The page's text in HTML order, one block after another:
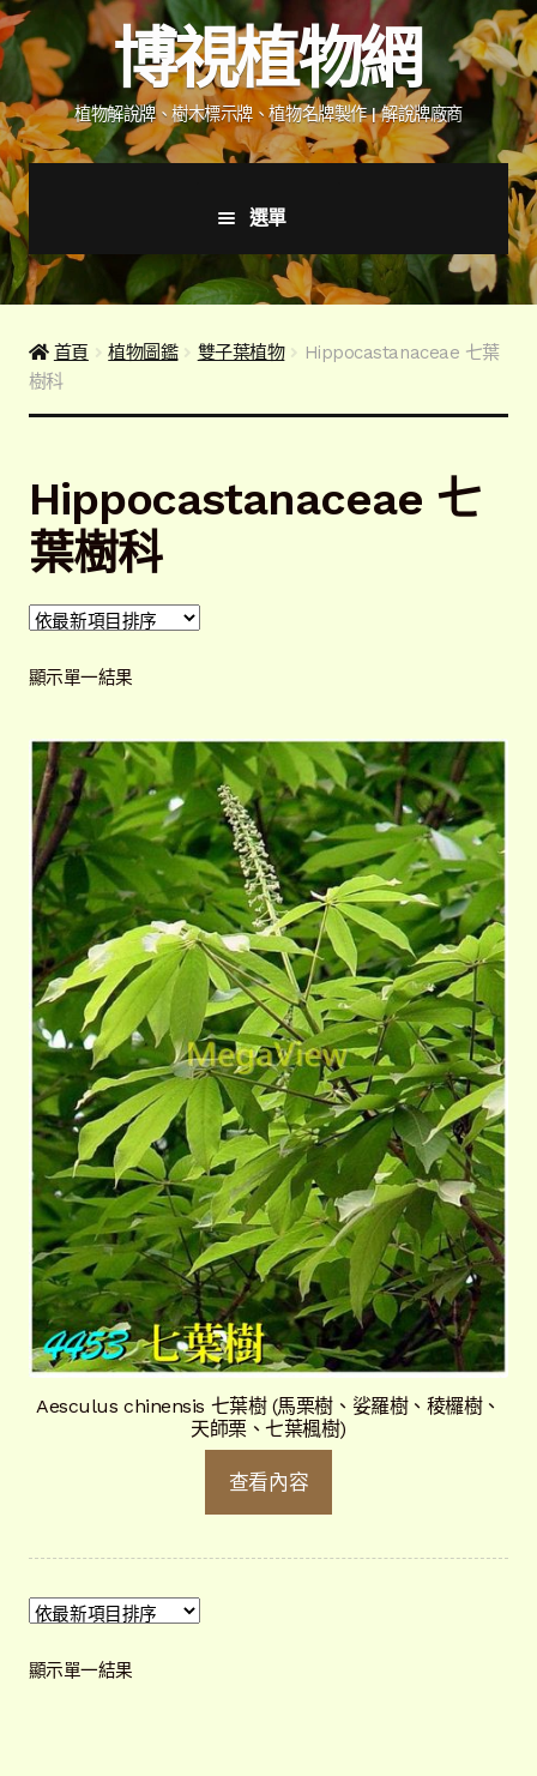
跳
至
導
覽
列
跳
至
主
要
內
容
博視植物網
植物解說牌、樹木標示牌、植物名牌製作 | 解說牌廠商
選單
產品價格表
植物圖鑑/標示牌/附件型錄
開
子
選
單
客戶實績
展
開
子
選
單
首頁 植物圖鑑 雙子葉植物
Hippocastanaceae 七葉
樹科
Hippocastanaceae 七
葉樹科
顯示單一結果
Aesculus chinensis 七葉樹 (馬栗樹、娑羅樹、稜欏樹、
天師栗、七葉楓樹)
查看內容
顯示單一結果